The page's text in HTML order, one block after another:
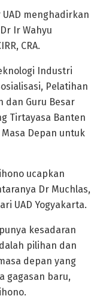
menghadirkan
Ir Wahyu
CRA.
Industri
Pelatihan
dan Guru Besar
Tirtayasa Banten
Depan untuk
ucapkan
Dr Muchlas,
UAD Yogyakarta.
kesadaran
pilihan dan
depan yang
gagasan baru,